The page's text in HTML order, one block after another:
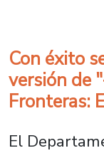
Con éxito
versión de
Fronteras:
El